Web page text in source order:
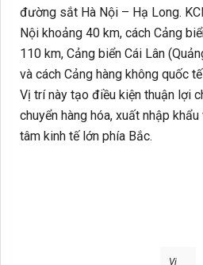
đường sắt Hà Nội – Hạ Long.
Nội khoảng 40 km, cách Cảng
110 km, Cảng biển Cái Lân
và cách Cảng hàng không quốc
Vị trí này tạo điều kiện thuận lợi
chuyển hàng hóa, xuất nhập
tâm kinh tế lớn phía Bắc.
Vị